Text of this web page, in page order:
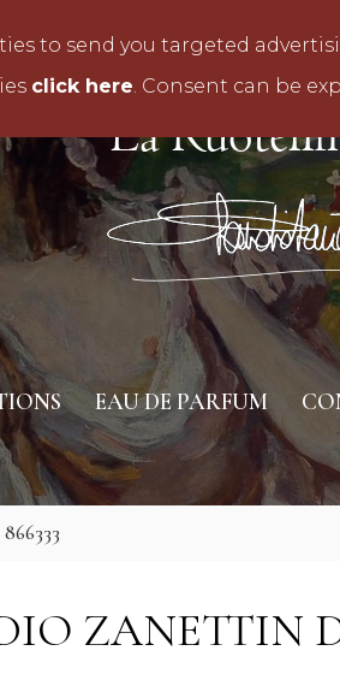
EAU DE PARFUM
ZANETTIN
to send you targeted
click here. Consent can be